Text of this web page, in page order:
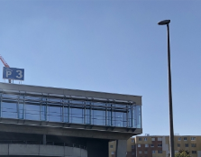
Médicaux